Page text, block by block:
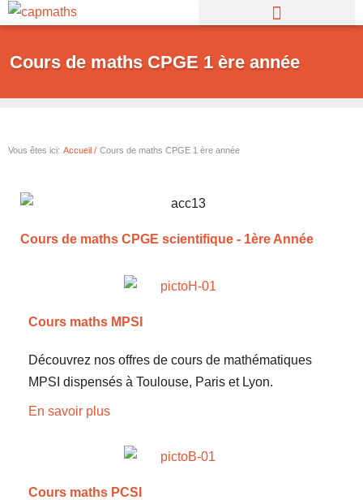
Aller
au
contenu
Cours de maths CPGE 1 ère année
Vous êtes ici: Accueil / Cours de maths CPGE 1 ère année
Cours de maths CPGE scientifique - 1ère Année
Cours maths MPSI
Découvrez nos offres de cours de mathématiques
MPSI dispensés à Toulouse, Paris et Lyon.
En savoir plus
Cours maths PCSI